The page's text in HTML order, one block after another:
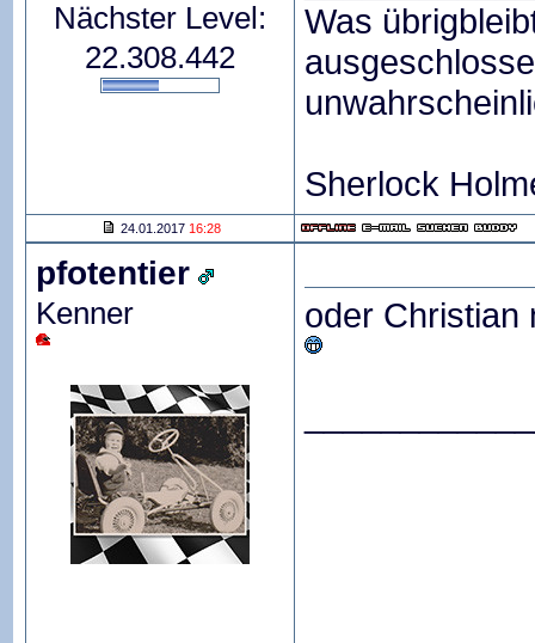
Nächster Level:
22.308.442
Was
Sherlock
24.01.2017 16:28
pfotentier
Kenner oder Christian